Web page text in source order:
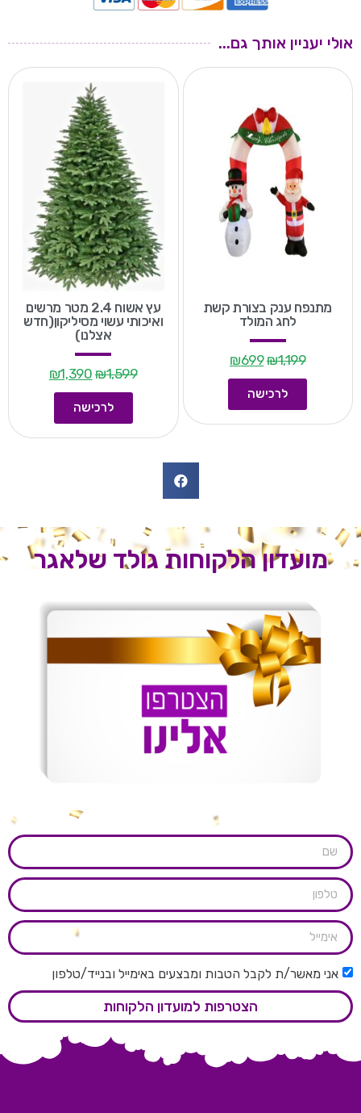
אולי יעניין אותך גם...
מתנפח ענק בצורת קשת
לחג המולד
₪1,199
₪699
לרכישה
עץ אשוח 2.4 מטר מרשים
ואיכותי עשוי מסיליקון(חדש
אצלנו)
₪1,599
₪1,390
לרכישה
מועדון הלקוחות גולד שלאגר
אני מאשר/ת לקבל הטבות ומבצעים באימייל ובנייד/טלפון
הצטרפות למועדון הלקוחות